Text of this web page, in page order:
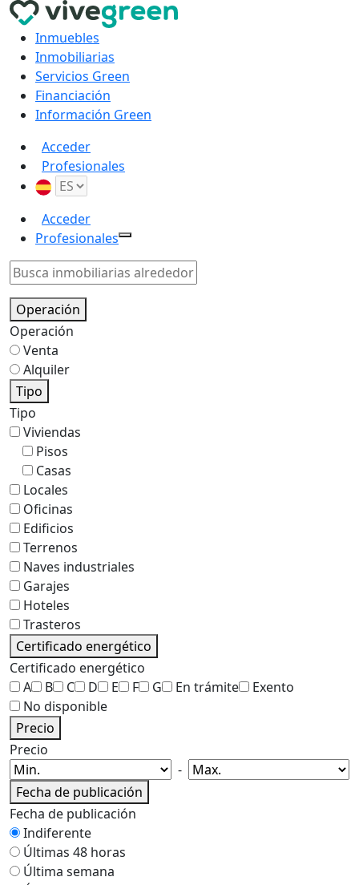
Inmuebles
Inmobiliarias
Servicios Green
Financiación
Información Green
Acceder
Profesionales
Acceder
Profesionales
Operación
Operación
Venta
Alquiler
Tipo
Tipo
Viviendas
Pisos
Casas
Locales
Oficinas
Edificios
Terrenos
Naves industriales
Garajes
Hoteles
Trasteros
Certificado energético
Certificado energético
A
B C D E F G En trámite
Exento
No disponible
Precio
Precio
-
Fecha de publicación
Fecha de publicación
Indiferente
Últimas 48 horas
Última semana